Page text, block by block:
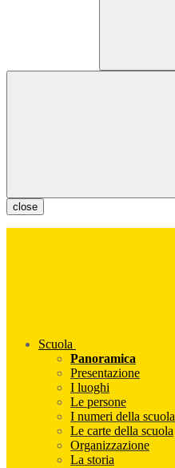
close
Scuola
Panoramica
Presentazione
I luoghi
Le persone
I numeri della scuola
Le carte della scuola
Organizzazione
La storia